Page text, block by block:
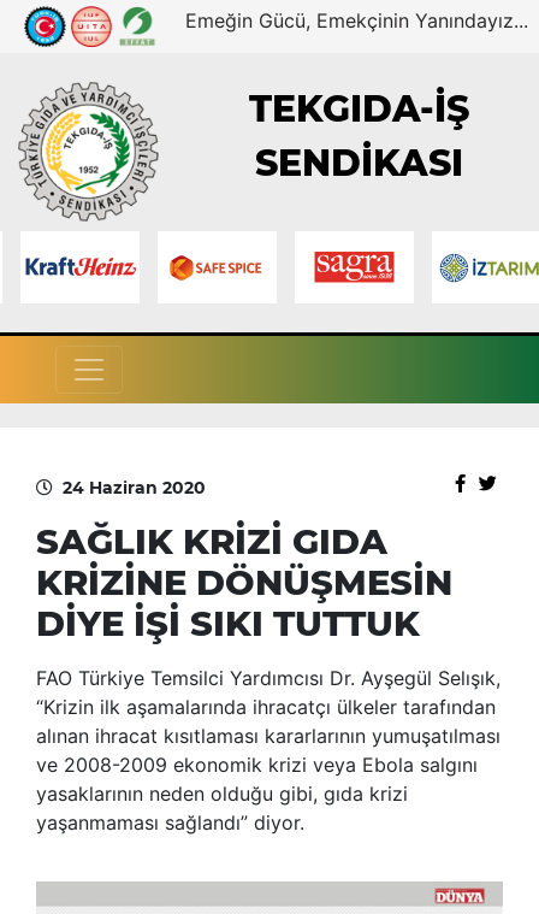
Emeğin Gücü, Emekçinin Yanındayız...
TEKGIDA-İŞ
SENDİKASI
24 Haziran 2020
SAĞLIK KRİZİ GIDA
KRİZİNE DÖNÜŞMESİN
DİYE İŞİ SIKI TUTTUK
FAO Türkiye Temsilci Yardımcısı Dr. Ayşegül Selışık,
“Krizin ilk aşamalarında ihracatçı ülkeler tarafından
alınan ihracat kısıtlaması kararlarının yumuşatılması
ve 2008-2009 ekonomik krizi veya Ebola salgını
yasaklarının neden olduğu gibi, gıda krizi
yaşanmaması sağlandı” diyor.